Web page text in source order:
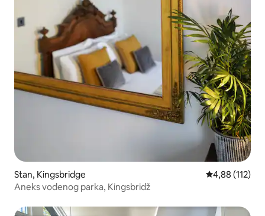
Stan, Kingsbridge Prosečna
4,88 (112)
Aneks vodenog parka, Kingsbridž